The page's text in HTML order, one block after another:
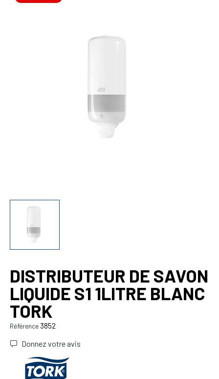
DISTRIBUTEUR DE SAVON
LIQUIDE S1 1LITRE BLANC
TORK
Référence3852
Donnez votre avis